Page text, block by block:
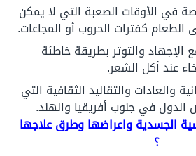
في الأوقات الصعبة التي لا يمكن
كفترات الحروب أو المجاعات.
والتوتر بطريقة خاطئة
عند أكل الشعر.
والعادات والتقاليد الثقافية التي
في جنوب أفريقيا والهند.
الجسدية واعراضها وطرق علاجها
؟